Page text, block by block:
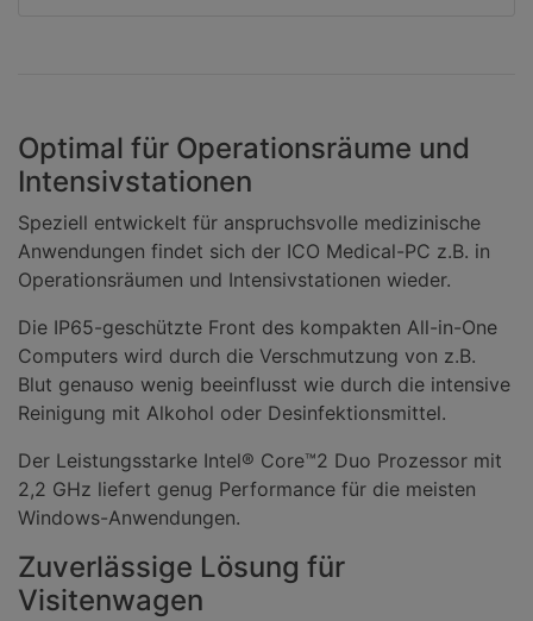
Optimal für Operationsräume und
Intensivstationen
Speziell entwickelt für anspruchsvolle medizinische
Anwendungen findet sich der ICO Medical-PC z.B. in
Operationsräumen und Intensivstationen wieder.
Die IP65-geschützte Front des kompakten All-in-One
Computers wird durch die Verschmutzung von z.B.
Blut genauso wenig beeinflusst wie durch die intensive
Reinigung mit Alkohol oder Desinfektionsmittel.
Der Leistungsstarke Intel® Core™2 Duo Prozessor mit
2,2 GHz liefert genug Performance für die meisten
Windows-Anwendungen.
Zuverlässige Lösung für
Visitenwagen